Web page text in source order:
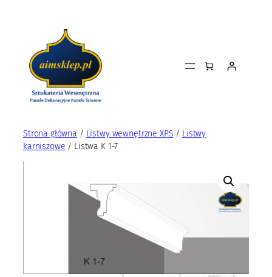
Strona główna / Listwy wewnętrzne XPS / Listwy
karniszowe / Listwa K 1-7